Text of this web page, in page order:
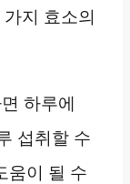
지 효소의
하루에
섭취할 수
움이 될 수